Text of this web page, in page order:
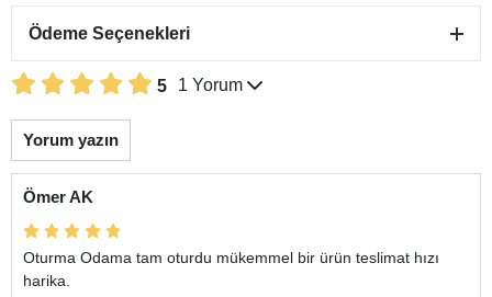
Ödeme Seçenekleri
5 1 Yorum
Yorum yazın
Ömer AK
Oturma Odama tam oturdu mükemmel bir ürün teslimat hızı
harika.